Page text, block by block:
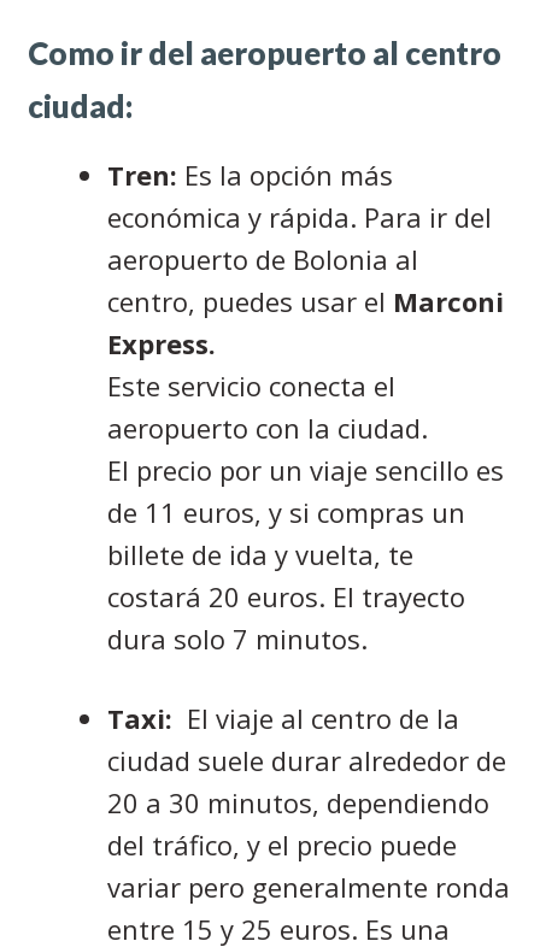
Como ir del aeropuerto al centro
ciudad:
Tren: Es la opción más
económica y rápida. Para ir del
aeropuerto de Bolonia al
centro, puedes usar el Marconi
Express.
Este servicio conecta el
aeropuerto con la ciudad.
El precio por un viaje sencillo es
de 11 euros, y si compras un
billete de ida y vuelta, te
costará 20 euros. El trayecto
dura solo 7 minutos.
Taxi: El viaje al centro de la
ciudad suele durar alrededor de
20 a 30 minutos, dependiendo
del tráfico, y el precio puede
variar pero generalmente ronda
entre 15 y 25 euros. Es una